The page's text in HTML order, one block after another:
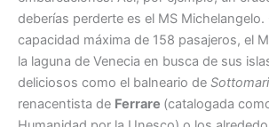
deberías perderte es el MS Michelangelo.
capacidad máxima de 158 pasajeros, el
la laguna de Venecia en busca de sus
deliciosos como el balneario de
renacentista de Ferrare (catalogada